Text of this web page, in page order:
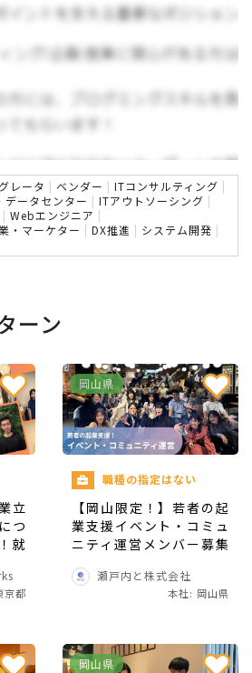
いことに取り組むのが好きな
的に合わせたSNS情報発信の
ることが好きな方
とで仕事を行っていただきま
りお伝えし、対応をしていた
ミュニケーション以外に、不
らの連絡事項について、弊社
ツールを使って、密に相互の
ができるようにしています。
レータ | ベンダー | ITコンサルティング |
データセンター | ITアウトソーシング |
| Webエンジニア |
・マーケター | DX推進 | システム開発 |
ーン
立
つ
就
し
京都
岡山県
職種の指定はない
【岡山限定！】若者の起
業支援イベント・コミュ
ニティ運営メンバー募集
瀬戸内と株式会社
本社: 岡山県
岡山県